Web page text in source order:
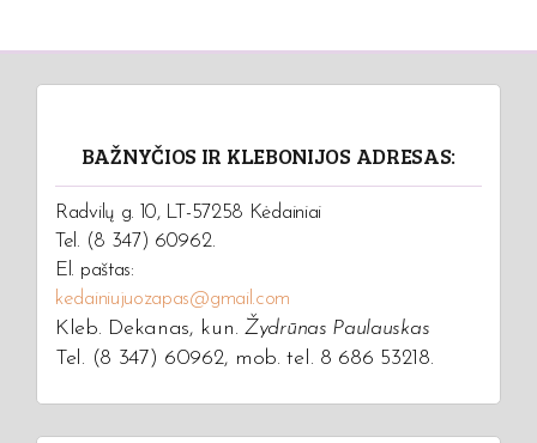
BAŽNYČIOS IR KLEBONIJOS ADRESAS:
Radvilų g. 10, LT-57258 Kėdainiai
Tel. (8 347) 60962.
El. paštas:
kedainiujuozapas@gmail.com
Kleb. Dekanas, kun. Žydrūnas Paulauskas
Tel. (8 347) 60962, mob. tel. 8 686 53218.